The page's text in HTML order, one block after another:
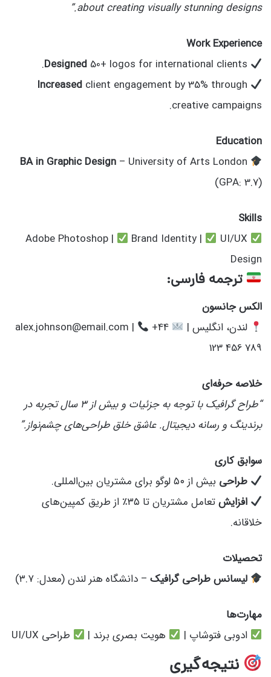
about creating visually stunning designs.”
Work Experience
Designed50+ logos for international clients.
Increasedclient engagement by 35% through
creative campaigns.
Education
BA in Graphic Design– University of Arts London
(GPA: 3.7)
Skills
Brand Identity |
UI/UX
Design
ترجمه فارسی:
الکس جانسون
لندن، انگلیس |
+44
123 456 789
خلاصه حرفه‌ای
“طراح گرافیک با توجه به جزئیات و بیش از ۳ سال تجربه در
برندینگ و رسانه دیجیتال. عاشق خلق طراحی‌های چشم‌نواز.”
سوابق کاری
طراحی بیش از ۵۰ لوگو برای مشتریان بین‌المللی.
افزایش
تعامل مشتریان تا ۳۵٪ از طریق کمپین‌های
خلاقانه.
تحصیلات
لیسانس طراحی گرافیک – دانشگاه هنر لندن (معدل: ۳.۷)
مهارت‌ها
ادوبی فتوشاپ |
هویت بصری برند | طراحی UI/UX
نتیجه‌گیری